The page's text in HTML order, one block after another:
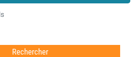
Rechercher